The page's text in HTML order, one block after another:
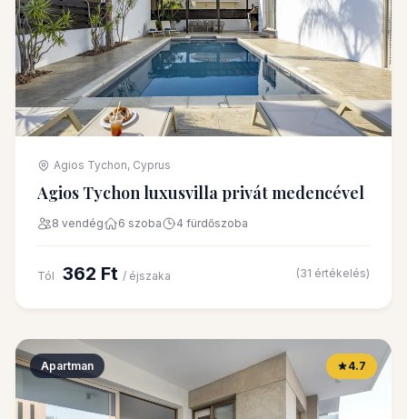
Agios Tychon, Cyprus
Agios Tychon luxusvilla privát medencével
8 vendég 6 szoba 4 fürdőszoba
Tól 362 Ft / éjszaka (31 értékelés)
Apartman 4.7